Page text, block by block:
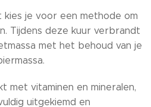
je voor een methode om
Tijdens deze kuur verbrandt
met het behoud van je
met vitaminen en mineralen,
uitgekiemd en